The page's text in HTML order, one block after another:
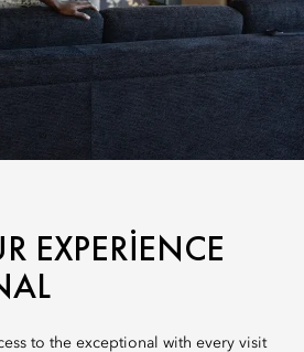
EXPERIENCE
to the exceptional with every visit